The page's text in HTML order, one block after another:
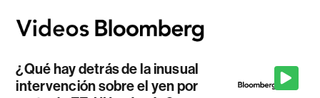
¿Qué hay detrás de la inusual
intervención sobre el yen por